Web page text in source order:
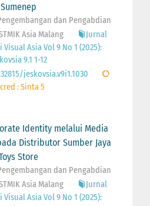
Sumenep
dan Pengabdian
Asia Malang
Jurnal
Asia Vol 9 No 1 (2025):
9.1 1-12
jeskovsia.v9i1.1030
: Sinta 5
Identity melalui Media
Distributor Sumber Jaya
Store
dan Pengabdian
Asia Malang
Jurnal
Asia Vol 9 No 1 (2025):